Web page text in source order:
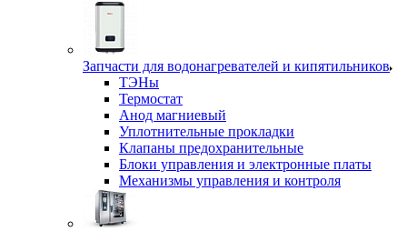
Запчасти для водонагревателей и кипятильников
ТЭНы
Термостат
Анод магниевый
Уплотнительные прокладки
Клапаны предохранительные
Блоки управления и электронные платы
Механизмы управления и контроля